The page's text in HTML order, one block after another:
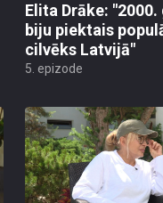
Elita Drāke: "2000.
biju piektais
cilvēks Latvijā"
5. epizode